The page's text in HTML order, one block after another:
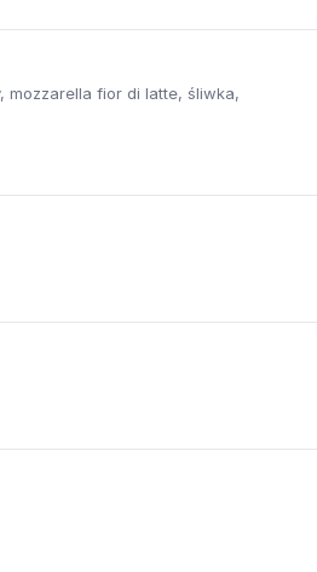
mozzarella fior di latte, śliwka,